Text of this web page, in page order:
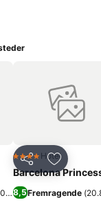
bedømmelser)
Del Føj til
4 StjernerHotel
Barcelona
8,5Fremragende (